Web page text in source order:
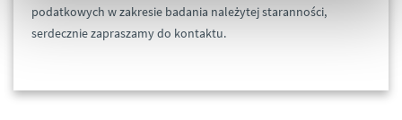
podatkowych w zakresie badania należytej staranności,
serdecznie zapraszamy do kontaktu.